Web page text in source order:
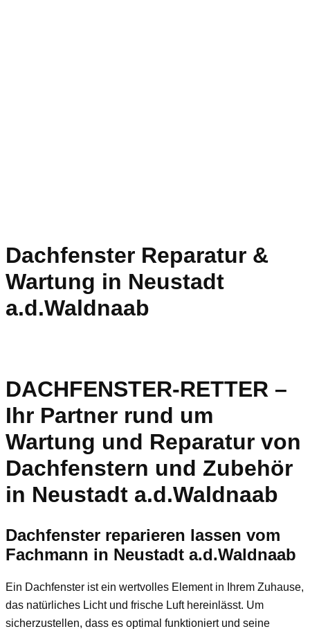
Dachfenster Reparatur &
Wartung in Neustadt
a.d.Waldnaab
DACHFENSTER-RETTER –
Ihr Partner rund um
Wartung und Reparatur von
Dachfenstern und Zubehör
in Neustadt a.d.Waldnaab
Dachfenster reparieren lassen vom
Fachmann in Neustadt a.d.Waldnaab
Ein Dachfenster ist ein wertvolles Element in Ihrem Zuhause,
das natürliches Licht und frische Luft hereinlässt. Um
sicherzustellen, dass es optimal funktioniert und seine